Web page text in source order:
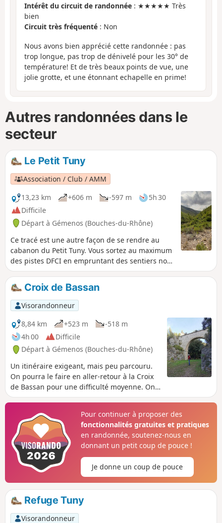
Intérêt du circuit de randonnée : ★★★★★ Très
bien
Circuit très fréquenté : Non
Nous avons bien apprécié cette randonnée : pas
trop longue, pas trop de dénivelé pour les 30° de
température! Et de très beaux points de vue, une
jolie grotte, et une étonnant echapelle en prime!
Autres randonnées dans le
secteur
Le Petit Tuny
Association / Club / AMM
13,23 km
+606 m -597 m
5h 30
Difficile
Départ à Gémenos (Bouches-du-Rhône)
Ce tracé est une autre façon de se rendre au
cabanon du Petit Tuny. Vous sortez au maximum
des pistes DFCI en empruntant des sentiers non
balisés. A son point culminant vous aurez une
vue sur le Garlaban, la vallée de L'Huveaune et le
Pic de Bertagne.
Croix de Bassan
Visorandonneur
8,84 km
+523 m
-518 m
4h 00
Difficile
Départ à Gémenos (Bouches-du-Rhône)
Un itinéraire exigeant, mais peu parcouru.
On pourra le faire en aller-retour à la Croix
de Bassan pour une difficulté moyenne. On
pourra également le prolonger en allant
Roquevaire et côté Sainte-Baume.Pour continuer à proposer des
fonctionnalités gratuites et pratiques
en randonnée, soutenez-nous en
donnant un petit coup de pouce !
Je donne un coup de pouce
Refuge Tuny
Visorandonneur